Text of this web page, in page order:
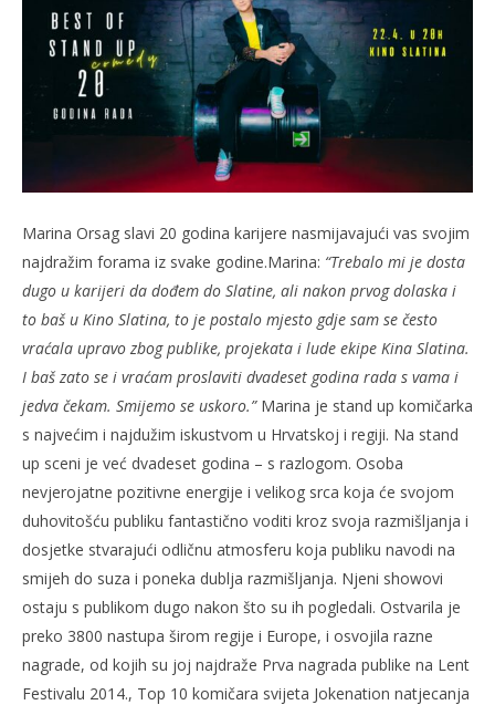
TRENUTNO OTVORENO
Stand Up Marina Orsag
22.04.2026.
Marina Orsag slavi 20 godina karijere nasmijavajući vas svojim
najdražim forama iz svake godine.Marina: “Trebalo mi je dosta
dugo u karijeri da dođem do Slatine, ali nakon prvog dolaska i
to baš u Kino Slatina, to je postalo mjesto gdje sam se često
vraćala upravo zbog publike, projekata i lude ekipe Kina Slatina.
I baš zato se i vraćam proslaviti dvadeset godina rada s vama i
jedva čekam. Smijemo se uskoro.”Marina je stand up komičarka
s najvećim i najdužim iskustvom u Hrvatskoj i regiji. Na stand
up sceni je već dvadeset godina – s razlogom. Osoba
nevjerojatne pozitivne energije i velikog srca koja će svojom
duhovitošću publiku fantastično voditi kroz svoja razmišljanja i
dosjetke stvarajući odličnu atmosferu koja publiku navodi na
smijeh do suza i poneka dublja razmišljanja. Njeni showovi
ostaju s publikom dugo nakon što su ih pogledali. Ostvarila je
preko 3800 nastupa širom regije i Europe, i osvojila razne
nagrade, od kojih su joj najdraže Prva nagrada publike na Lent
Festivalu 2014., Top 10 komičara svijeta Jokenation natjecanja